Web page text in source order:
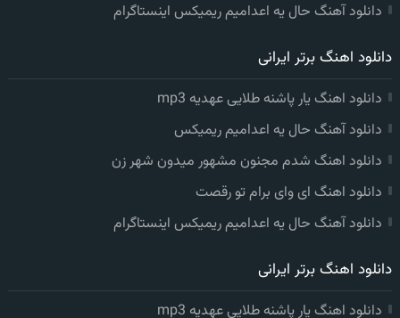
دانلود آهنگ حال یه اعدامیم ریمیکس اینستاگرام
دانلود اهنگ برتر ایرانی
دانلود اهنگ یار پاشنه طلایی عهدیه mp3
دانلود آهنگ حال یه اعدامیم ریمیکس
دانلود اهنگ شدم مجنون مشهور میدون شهر زن
دانلود اهنگ ای وای برام تو رقصت
دانلود آهنگ حال یه اعدامیم ریمیکس اینستاگرام
دانلود اهنگ برتر ایرانی
دانلود اهنگ یار پاشنه طلایی عهدیه mp3